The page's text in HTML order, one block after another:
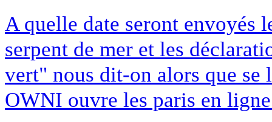
A quelle date seront envoyés
serpent de mer et les
vert" nous dit-on alors que
OWNI ouvre les paris en